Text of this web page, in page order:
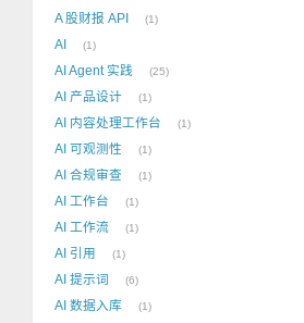
A 股财报 API 1
AI 1
AI Agent 实践 25
AI 产品设计 1
AI 内容处理工作台 1
AI 可观测性 1
AI 合规审查 1
AI 工作台 1
AI 工作流 1
AI 引用 1
AI 提示词 6
AI 数据入库 1